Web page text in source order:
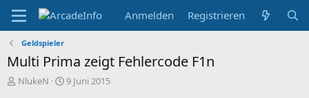
Anmelden Registrieren
Geldspieler
Multi Prima zeigt Fehlercode F1n
E
NlukeN
E
9 Juni 2015